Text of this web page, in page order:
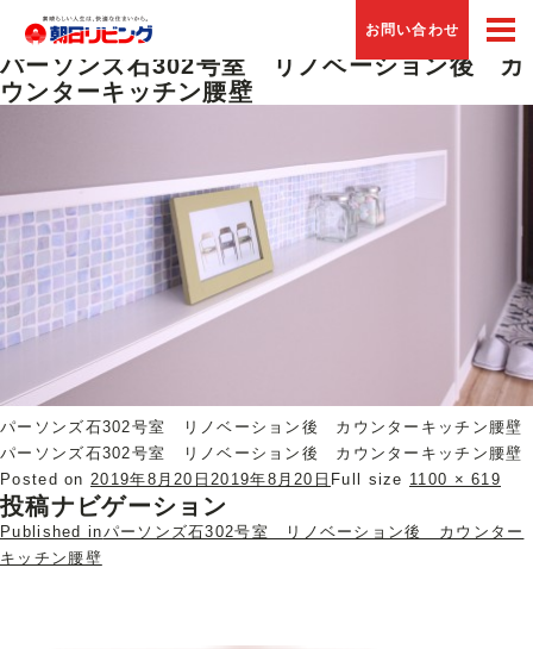
お問い合わせ
Previous Image
Next Image
パーソンズ石302号室 リノベーション後 カ
ウンターキッチン腰壁
パーソンズ石302号室 リノベーション後 カウンターキッチン腰壁
パーソンズ石302号室 リノベーション後 カウンターキッチン腰壁
Posted on 2019年8月20日 2019年8月20日 Full size 1100 × 619
投稿ナビゲーション
Published inパーソンズ石302号室 リノベーション後 カウンター
キッチン腰壁